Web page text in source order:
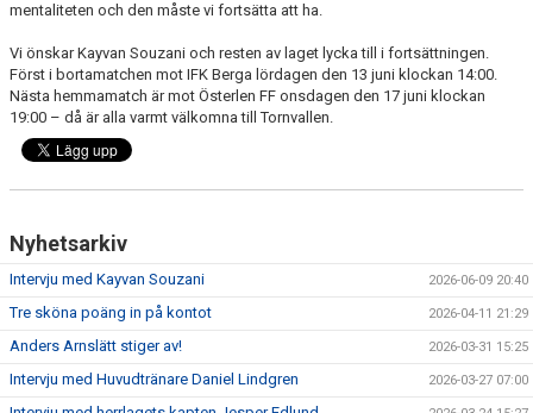
mentaliteten och den måste vi fortsätta att ha.
Vi önskar Kayvan Souzani och resten av laget lycka till i fortsättningen.
Först i bortamatchen mot IFK Berga lördagen den 13 juni klockan 14:00.
Nästa hemmamatch är mot Österlen FF onsdagen den 17 juni klockan
19:00 – då är alla varmt välkomna till Tornvallen.
Nyhetsarkiv
Intervju med Kayvan Souzani 2026-06-09 20:40
Tre sköna poäng in på kontot 2026-04-11 21:29
Anders Arnslätt stiger av! 2026-03-31 15:25
Intervju med Huvudtränare Daniel Lindgren 2026-03-27 07:00